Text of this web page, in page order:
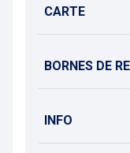
CARTE
BORNES DE
INFO